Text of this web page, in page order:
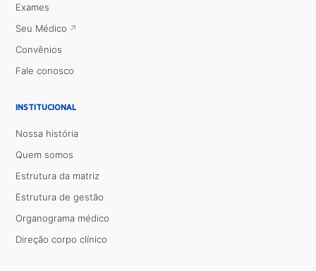
Exames
Seu Médico
Convênios
Fale conosco
INSTITUCIONAL
Nossa história
Quem somos
Estrutura da matriz
Estrutura de gestão
Organograma médico
Direção corpo clínico